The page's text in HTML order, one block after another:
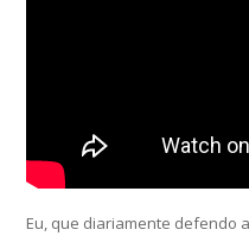
Eu, que diariamente defendo